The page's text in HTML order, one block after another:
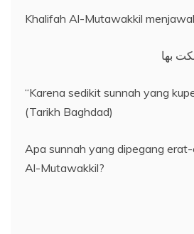
Khalifah Al-Mutawakkil
بها
“Karena sedikit sunnah yang
(Tarikh Baghdad)
Apa sunnah yang dipegang
Al-Mutawakkil?